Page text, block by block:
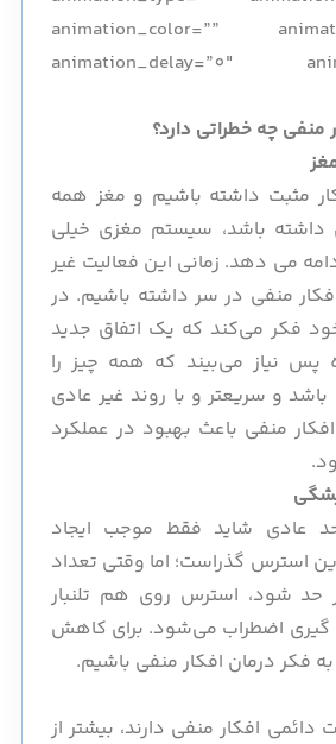
animation_color=””
animation_delay=”0″
منفی چه خطراتی دارد؟
مثبت داشته باشیم و مغز همه
داشته باشد، سیستم مغزی خیلی
می دهد. زمانی این فعالیت غیر
منفی در سر داشته باشیم. در
فکر می‌کند که یک اتفاق جدید
پس نیاز می‌بیند که همه چیز را
و سریعتر و با روند غیر عادی
منفی باعث بهبود در عملکرد
عادی شاید فقط موجب ایجاد
استرس گذراست؛ اما وقتی تعداد
حد شود، استرس روی هم تلنبار
اضطراب می‌شود. برای کاهش
فکر درمان افکار منفی باشیم.
افکار منفی دارند، بیشتر از